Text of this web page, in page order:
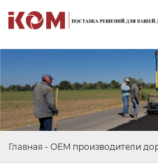
Главная - OEM производители